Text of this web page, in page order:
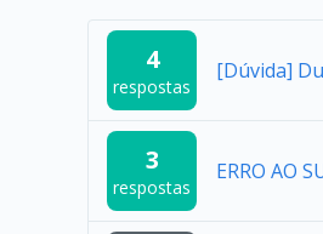
4
respostas
[Dúvida]
3
respostas
ERRO AO